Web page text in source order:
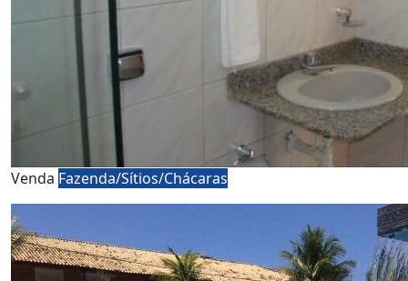
Venda Fazenda/Sítios/Chácaras